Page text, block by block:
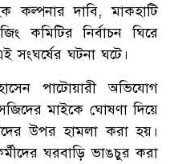
কল্পনার দাবি, মাকহাটি
কমিটির নির্বাচন ঘিরে
সংঘর্ষের ঘটনা ঘটে।
পাটোয়ারী অভিযোগ
মাইকে ঘোষণা দিয়ে
উপর হামলা করা হয়।
ঘরবাড়ি ভাঙচুর করা